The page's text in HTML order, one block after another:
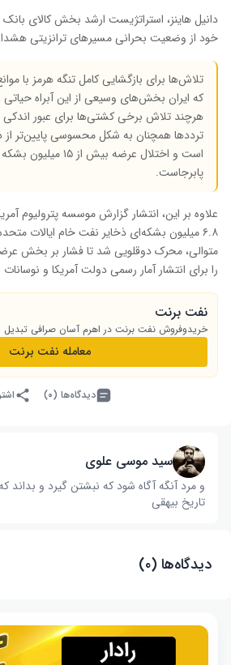
خود از وضعیت بحرانی مسیرهای ترانزیتی
تلاش‌ها برای بازگشایی کامل تنگه هرمز با
که ایران بخش‌های وسیعی از این آبراه
هرچند تلاش برخی کشتی‌ها برای عبور
ترددها همچنان به شکل محسوسی پایین‌تر
است و اختلال عرضه
پابرجاست.
۶.۸ میلیون بشکه‌ای ذخایر نفت خام ایالات
متوالی، محرک دوقلویی شد تا فشار بر بخش
را برای انتشار آمار رسمی دولت آمریکا و
نفت برنت
خریدوفروش نفت برنت در اهرم آسان صرافی تبدیل
معامله نفت برنت
دیدگاه‌ها (۰)
سید موسی علوی
و مرد آنگه آگاه شود که نبشتن گیرد و بداند
تاریخ بیهقی
دیدگاه‌ها (۰)